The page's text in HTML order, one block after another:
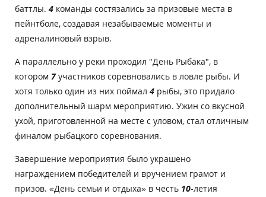
баттлы. 4 команды состязались за призовые места в
пейнтболе, создавая незабываемые моменты и
адреналиновый взрыв.
А параллельно у реки проходил "День Рыбака", в
котором 7участников соревновались в ловле рыбы. И
хотя только один из них поймал 4 рыбы, это придало
дополнительный шарм мероприятию. Ужин со вкусной
ухой, приготовленной на месте с уловом, стал отличным
финалом рыбацкого соревнования.
Завершение мероприятия было украшено
награждением победителей и вручением грамот и
призов. «День семьи и отдыха» в честь 10-летия